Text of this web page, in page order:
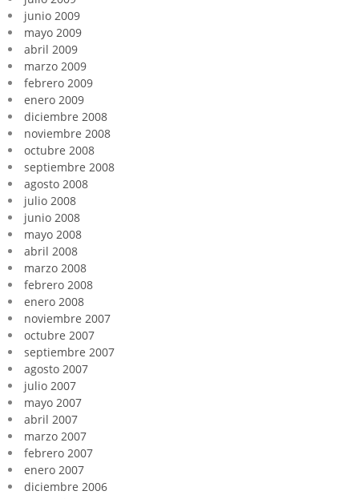
junio 2009
mayo 2009
abril 2009
marzo 2009
febrero 2009
enero 2009
diciembre 2008
noviembre 2008
octubre 2008
septiembre 2008
agosto 2008
julio 2008
junio 2008
mayo 2008
abril 2008
marzo 2008
febrero 2008
enero 2008
noviembre 2007
octubre 2007
septiembre 2007
agosto 2007
julio 2007
mayo 2007
abril 2007
marzo 2007
febrero 2007
enero 2007
diciembre 2006